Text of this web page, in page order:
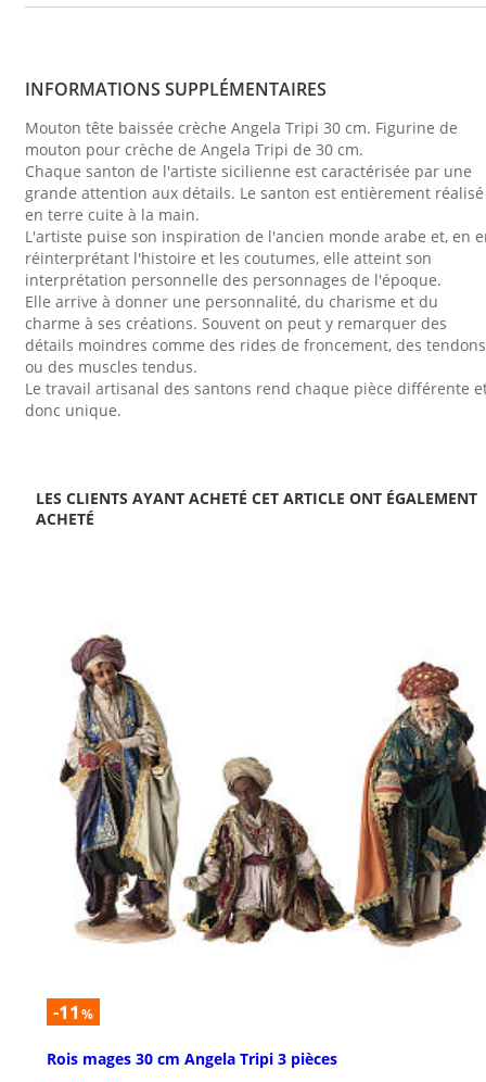
INFORMATIONS SUPPLÉMENTAIRES
Mouton tête baissée crèche Angela Tripi 30 cm. Figurine de
mouton pour crèche de Angela Tripi de 30 cm.
Chaque santon de l'artiste sicilienne est caractérisée par une
grande attention aux détails. Le santon est entièrement réalisé
en terre cuite à la main.
L'artiste puise son inspiration de l'ancien monde arabe et, en
réinterprétant l'histoire et les coutumes, elle atteint son
interprétation personnelle des personnages de l'époque.
Elle arrive à donner une personnalité, du charisme et du
charme à ses créations. Souvent on peut y remarquer des
détails moindres comme des rides de froncement, des tendons
ou des muscles tendus.
Le travail artisanal des santons rend chaque pièce différente
donc unique.
LES CLIENTS AYANT ACHETÉ CET ARTICLE ONT ÉGALEMENT
ACHETÉ
-11 %
Rois mages 30 cm Angela Tripi 3 pièces